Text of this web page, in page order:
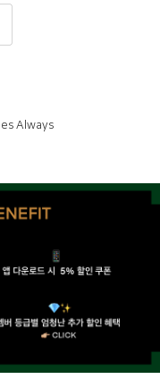
Always